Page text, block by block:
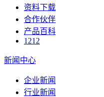
资料下载
合作伙伴
产品百科
1212
新闻中心
企业新闻
行业新闻